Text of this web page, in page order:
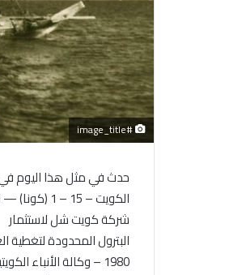
#image_title
حدث في مثل هذا اليوم
شركة كويت شل لاستثمار
البترول المحدودة لتغطية
1980 – وكالة الأنباء الكويتية (كونا) تبدأ خدمة بث الأخبار باللغة الانجليزية داخل الكويت بواقع 12 ساعة يوميا.